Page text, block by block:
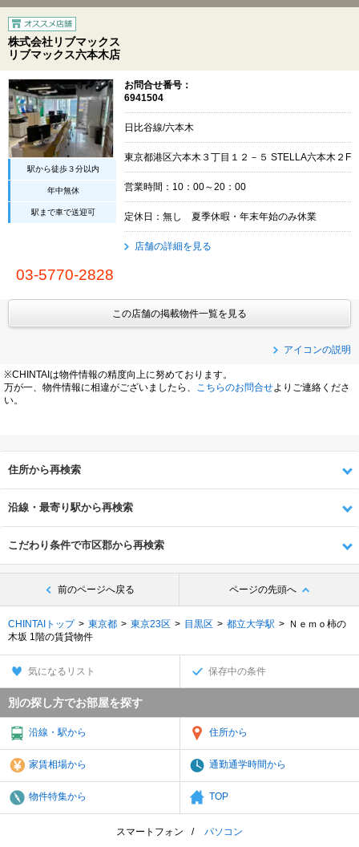
株式会社リブマックス
リブマックス六本木店
駅から徒歩３分以内
年中無休
駅まで車で送迎可
お問合せ番号：
6941504
日比谷線/六本木
東京都港区六本木３丁目１２－５ STELLA六本木２F
営業時間：10：00～20：00
定休日：無し 夏季休暇・年末年始のみ休業
店舗の詳細を見る
03-5770-2828
この店舗の掲載物件一覧を見る
アイコンの説明
※CHINTAIは物件情報の精度向上に努めております。
万が一、物件情報に相違がございましたら、
こちらのお問合せよりご連絡くださ
い。
住所から再検索
沿線・最寄り駅から再検索
こだわり条件で市区郡から再検索
前のページへ戻る ページの先頭へ
CHINTAIトップ 東京都 東京23区 目黒区 都立大学駅
Ｎｅｍｏ柿の
木坂 1階の賃貸物件
気になるリスト 保存中の条件
別の探し方でお部屋を探す
沿線・駅から 住所から
家賃相場から 通勤通学時間から
物件特集から TOP
スマートフォン パソコン